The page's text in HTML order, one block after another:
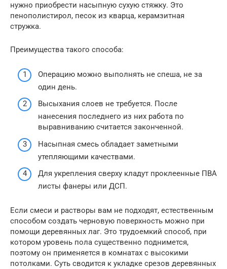
нужно приобрести насыпную сухую стяжку. Это
пенополистирол, песок из кварца, керамзитная
стружка.
Преимущества такого способа:
Операцию можно выполнять не спеша, не за
один день.
Высыхания слоев не требуется. После
нанесения последнего из них работа по
выравниванию считается законченной.
Насыпная смесь обладает заметными
утепляющими качествами.
Для укрепления сверху кладут проклеенные ПВА
листы фанеры или ДСП.
Если смеси и растворы вам не подходят, естественным
способом создать черновую поверхность можно при
помощи деревянных лаг. Это трудоемкий способ, при
котором уровень пола существенно поднимется,
поэтому он применяется в комнатах с высокими
потолками. Суть сводится к укладке срезов деревянных